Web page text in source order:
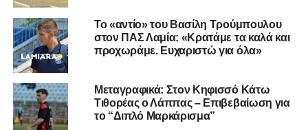
Το «αντίο» του Βασίλη Τρούμπουλου
στον ΠΑΣ Λαμία: «Κρατάμε τα καλά και
προχωράμε. Ευχαριστώ για όλα»
Μεταγραφικά: Στον Κηφισσό Κάτω
Τιθορέας ο Λάππας – Επιβεβαίωση για
το “Διπλό Μαρκάρισμα”